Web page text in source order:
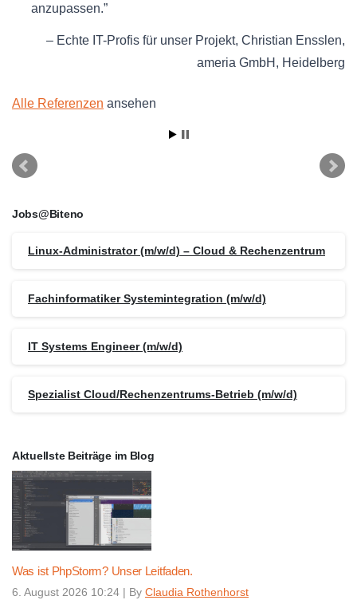
anzupassen.
Echte IT-Profis für unser Projekt Christian Ensslen
ameria GmbH
Heidelberg
Alle Referenzen ansehen
Jobs@Biteno
Linux-Administrator (m/w/d) – Cloud & Rechenzentrum
Fachinformatiker Systemintegration (m/w/d)
IT Systems Engineer (m/w/d)
Spezialist Cloud/Rechenzentrums-Betrieb (m/w/d)
Aktuellste Beiträge im Blog
Was ist PhpStorm? Unser Leitfaden.
6. August 2026 10:24 | By Claudia Rothenhorst